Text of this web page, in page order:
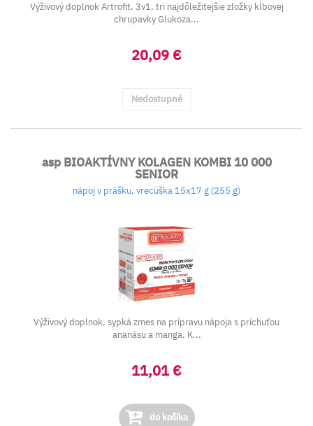
Výživový doplnok Artrofit, 3v1, tri najdôležitejšie zložky kĺbovej
chrupavky Glukoza...
20,09 €
Nedostupné
asp BIOAKTÍVNY KOLAGEN KOMBI 10 000
SENIOR
nápoj v prášku, vrecúška 15x17 g (255 g)
Výživový doplnok, sypká zmes na prípravu nápoja s príchuťou
ananásu a manga. K...
11,01 €
do košíka